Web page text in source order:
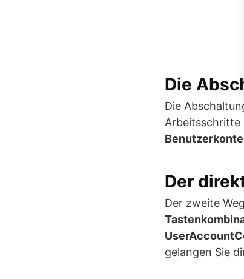
Die
Die
Arbeitsschritte
Der
Der zweite
gelangen Sie